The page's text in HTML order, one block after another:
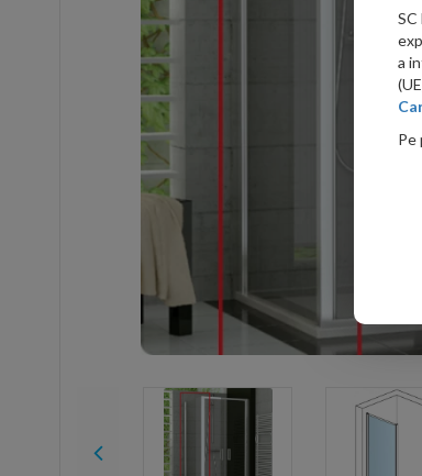
a
Pe